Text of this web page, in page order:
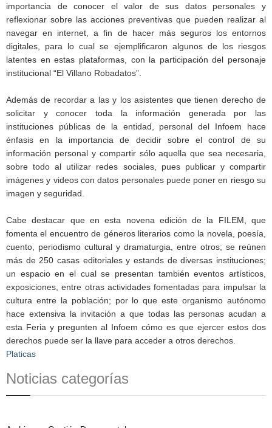
importancia de conocer el valor de sus datos personales y
reflexionar sobre las acciones preventivas que pueden realizar al
navegar en internet, a fin de hacer más seguros los entornos
digitales, para lo cual se ejemplificaron algunos de los riesgos
latentes en estas plataformas, con la participación del personaje
institucional “El Villano Robadatos”.
Además de recordar a las y los asistentes que tienen derecho de
solicitar y conocer toda la información generada por las
instituciones públicas de la entidad, personal del Infoem hace
énfasis en la importancia de decidir sobre el control de su
información personal y compartir sólo aquella que sea necesaria,
sobre todo al utilizar redes sociales, pues publicar y compartir
imágenes y videos con datos personales puede poner en riesgo su
imagen y seguridad.
Cabe destacar que en esta novena edición de la FILEM, que
fomenta el encuentro de géneros literarios como la novela, poesía,
cuento, periodismo cultural y dramaturgia, entre otros; se reúnen
más de 250 casas editoriales y estands de diversas instituciones;
un espacio en el cual se presentan también eventos artísticos,
exposiciones, entre otras actividades fomentadas para impulsar la
cultura entre la población; por lo que este organismo autónomo
hace extensiva la invitación a que todas las personas acudan a
esta Feria y pregunten al Infoem cómo es que ejercer estos dos
derechos puede ser la llave para acceder a otros derechos.
Platicas
Noticias categorías